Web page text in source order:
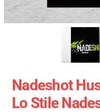
Nadeshot
Lo Stile